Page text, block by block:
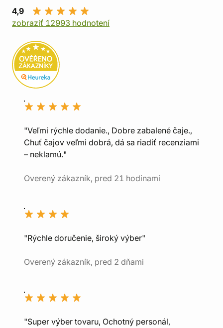
4,9
zobraziť 12993 hodnotení
"Veľmi rýchle dodanie., Dobre zabalené čaje.,
Chuť čajov veľmi dobrá, dá sa riadiť recenziami
– neklamú."
Overený zákazník, pred 21 hodinami
"Rýchle doručenie, široký výber"
Overený zákazník, pred 2 dňami
"Super výber tovaru, Ochotný personál,